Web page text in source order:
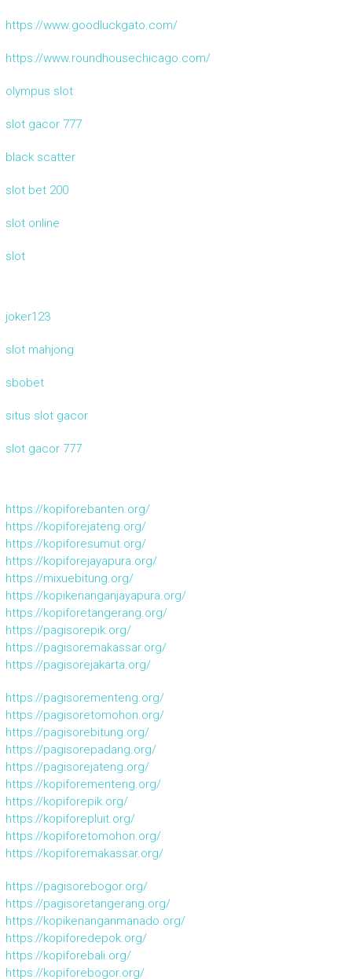
https://www.goodluckgato.com/
https://www.roundhousechicago.com/
olympus slot
slot gacor 777
black scatter
slot bet 200
slot online
slot
joker123
slot mahjong
sbobet
situs slot gacor
slot gacor 777
https://kopiforebanten.org/
https://kopiforejateng.org/
https://kopiforesumut.org/
https://kopiforejayapura.org/
https://mixuebitung.org/
https://kopikenanganjayapura.org/
https://kopiforetangerang.org/
https://pagisorepik.org/
https://pagisoremakassar.org/
https://pagisorejakarta.org/
https://pagisorementeng.org/
https://pagisoretomohon.org/
https://pagisorebitung.org/
https://pagisorepadang.org/
https://pagisorejateng.org/
https://kopiforementeng.org/
https://kopiforepik.org/
https://kopiforepluit.org/
https://kopiforetomohon.org/
https://kopiforemakassar.org/
https://pagisorebogor.org/
https://pagisoretangerang.org/
https://kopikenanganmanado.org/
https://kopiforedepok.org/
https://kopiforebali.org/
https://kopiforebogor.org/